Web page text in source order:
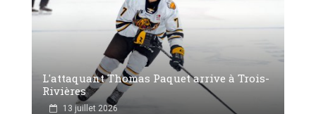
L'attaquant Thomas Paquet arrive à Trois-
Rivières
13 juillet 2026